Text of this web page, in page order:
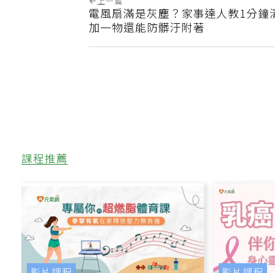
上一篇
電風扇滿是灰塵？家事達人教1分鐘
加一物還能防髒汙附著
課程推薦